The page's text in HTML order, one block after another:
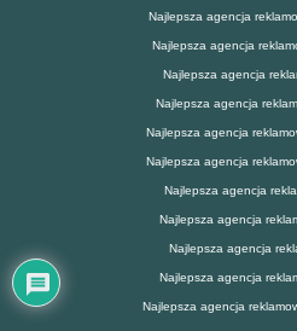
Najlepsza agencja
Najlepsza agencja
Najlepsza agencja
Najlepsza agencja
Najlepsza agencja
Najlepsza agencja
Najlepsza agencja
Najlepsza agencja
Najlepsza agencja
Najlepsza agencja
Najlepsza agencja